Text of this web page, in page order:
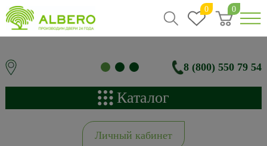
0 0
8 (800) 550 79 54
Каталог
Личный кабинет